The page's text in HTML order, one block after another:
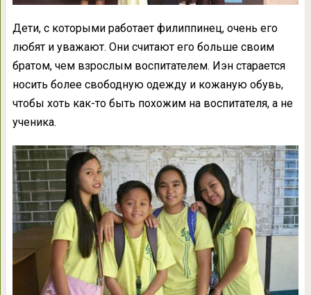
Дети, с которыми работает филиппинец, очень его
любят и уважают. Они считают его больше своим
братом, чем взрослым воспитателем. Иэн старается
носить более свободную одежду и кожаную обувь,
чтобы хоть как-то быть похожим на воспитателя, а не
ученика.